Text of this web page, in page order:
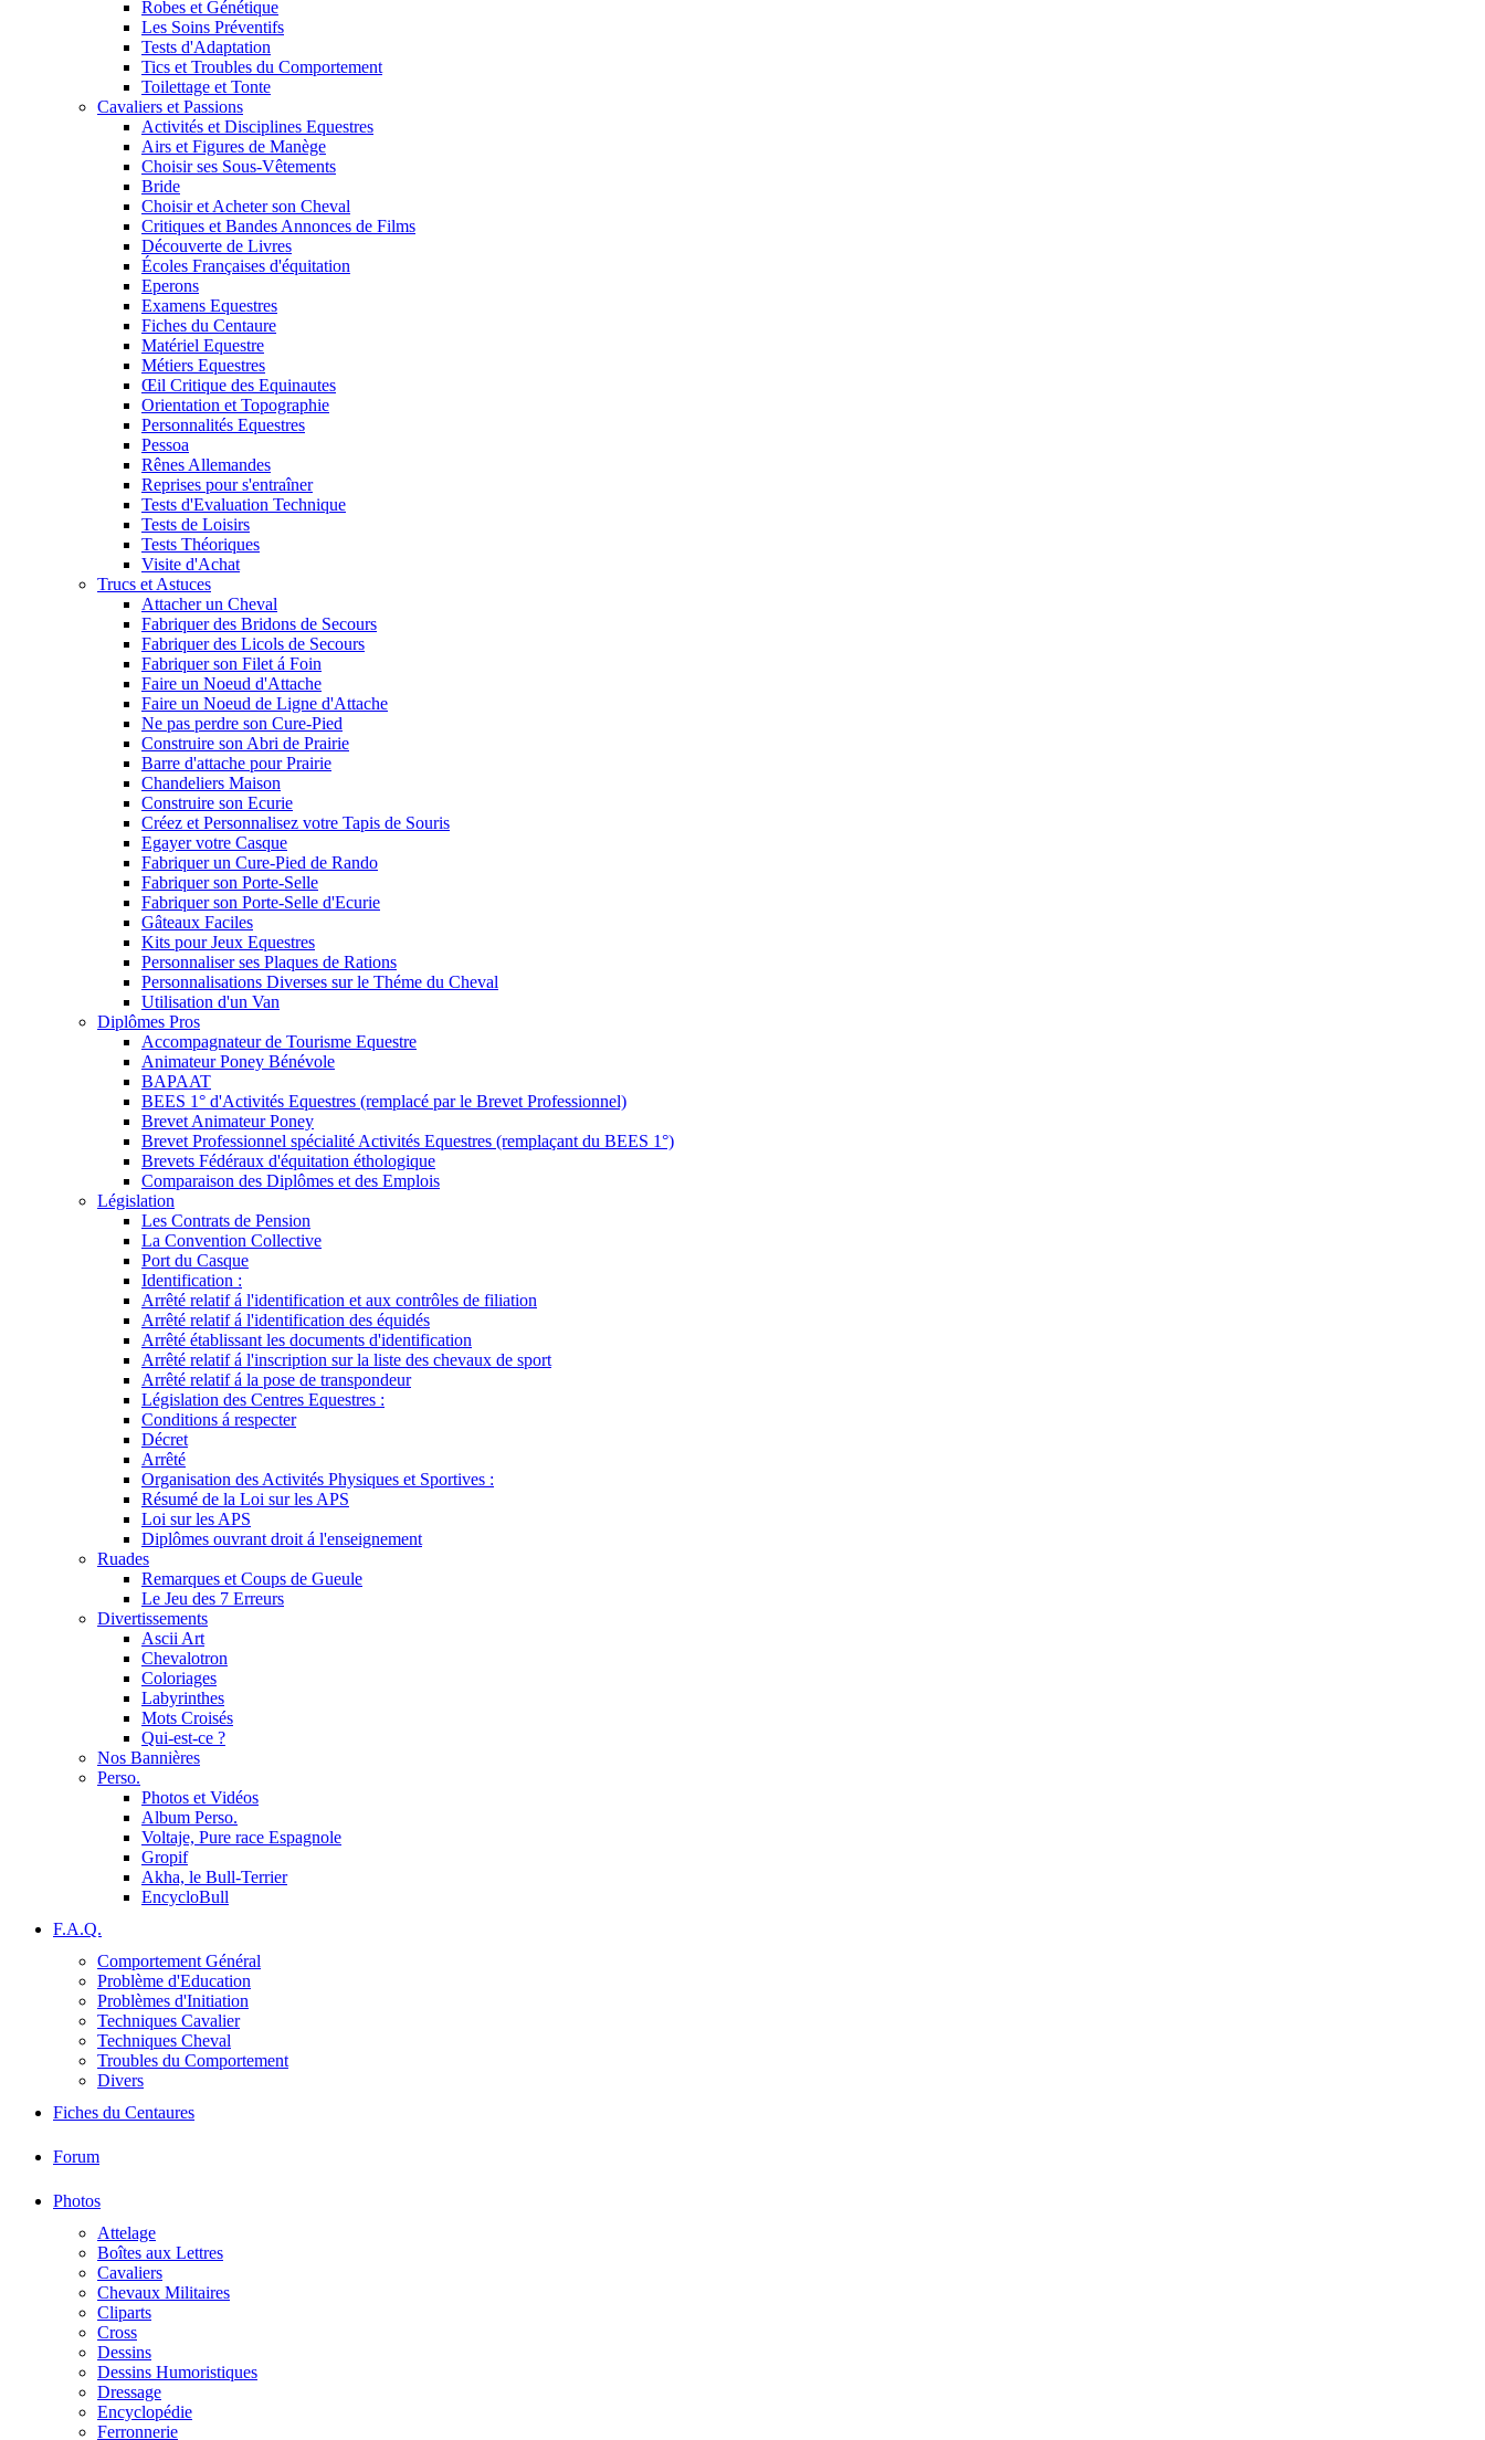
Robes et Génétique
Les Soins Préventifs
Tests d'Adaptation
Tics et Troubles du Comportement
Toilettage et Tonte
Cavaliers et Passions
Activités et Disciplines Equestres
Airs et Figures de Manège
Choisir ses Sous-Vêtements
Bride
Choisir et Acheter son Cheval
Critiques et Bandes Annonces de Films
Découverte de Livres
Écoles Françaises d'équitation
Eperons
Examens Equestres
Fiches du Centaure
Matériel Equestre
Métiers Equestres
Œil Critique des Equinautes
Orientation et Topographie
Personnalités Equestres
Pessoa
Rênes Allemandes
Reprises pour s'entraîner
Tests d'Evaluation Technique
Tests de Loisirs
Tests Théoriques
Visite d'Achat
Trucs et Astuces
Attacher un Cheval
Fabriquer des Bridons de Secours
Fabriquer des Licols de Secours
Fabriquer son Filet á Foin
Faire un Noeud d'Attache
Faire un Noeud de Ligne d'Attache
Ne pas perdre son Cure-Pied
Construire son Abri de Prairie
Barre d'attache pour Prairie
Chandeliers Maison
Construire son Ecurie
Créez et Personnalisez votre Tapis de Souris
Egayer votre Casque
Fabriquer un Cure-Pied de Rando
Fabriquer son Porte-Selle
Fabriquer son Porte-Selle d'Ecurie
Gâteaux Faciles
Kits pour Jeux Equestres
Personnaliser ses Plaques de Rations
Personnalisations Diverses sur le Théme du Cheval
Utilisation d'un Van
Diplômes Pros
Accompagnateur de Tourisme Equestre
Animateur Poney Bénévole
BAPAAT
BEES 1° d'Activités Equestres (remplacé par le Brevet Professionnel)
Brevet Animateur Poney
Brevet Professionnel spécialité Activités Equestres (remplaçant du BEES 1°)
Brevets Fédéraux d'équitation éthologique
Comparaison des Diplômes et des Emplois
Législation
Les Contrats de Pension
La Convention Collective
Port du Casque
Identification :
Arrêté relatif á l'identification et aux contrôles de filiation
Arrêté relatif á l'identification des équidés
Arrêté établissant les documents d'identification
Arrêté relatif á l'inscription sur la liste des chevaux de sport
Arrêté relatif á la pose de transpondeur
Législation des Centres Equestres :
Conditions á respecter
Décret
Arrêté
Organisation des Activités Physiques et Sportives :
Résumé de la Loi sur les APS
Loi sur les APS
Diplômes ouvrant droit á l'enseignement
Ruades
Remarques et Coups de Gueule
Le Jeu des 7 Erreurs
Divertissements
Ascii Art
Chevalotron
Coloriages
Labyrinthes
Mots Croisés
Qui-est-ce ?
Nos Bannières
Perso.
Photos et Vidéos
Album Perso.
Voltaje, Pure race Espagnole
Gropif
Akha, le Bull-Terrier
EncycloBull
F.A.Q.
Comportement Général
Problème d'Education
Problèmes d'Initiation
Techniques Cavalier
Techniques Cheval
Troubles du Comportement
Divers
Fiches du Centaures
Forum
Photos
Attelage
Boîtes aux Lettres
Cavaliers
Chevaux Militaires
Cliparts
Cross
Dessins
Dessins Humoristiques
Dressage
Encyclopédie
Ferronnerie